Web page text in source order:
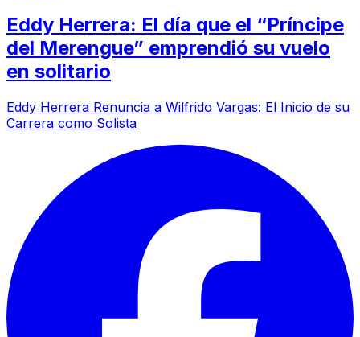
Eddy Herrera: El día que el “Príncipe
del Merengue” emprendió su vuelo
en solitario
Eddy Herrera Renuncia a Wilfrido Vargas: El Inicio de su
Carrera como Solista